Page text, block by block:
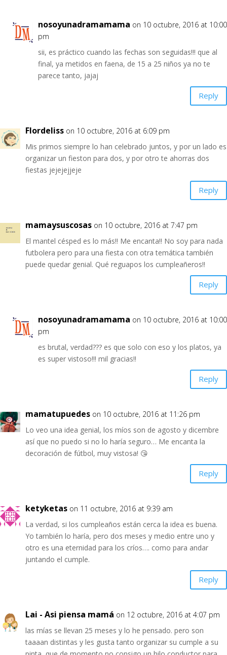
nosoyunadramamama on 10 octubre, 2016 at 10:00
pm
sii, es práctico cuando las fechas son seguidas!!! que al
final, ya metidos en faena, de 15 a 25 niños ya no te
parece tanto, jajaj
Reply
Flordeliss on 10 octubre, 2016 at 6:09 pm
Mis primos siempre lo han celebrado juntos, y por un lado es
organizar un fieston para dos, y por otro te ahorras dos
fiestas jejejejjeje
Reply
mamaysuscosas on 10 octubre, 2016 at 7:47 pm
El mantel césped es lo más!! Me encanta!! No soy para nada
futbolera pero para una fiesta con otra temática también
puede quedar genial. Qué reguapos los cumpleañeros!!
Reply
nosoyunadramamama on 10 octubre, 2016 at 10:00
pm
es brutal, verdad??? es que solo con eso y los platos, ya
es super vistoso!!! mil gracias!!
Reply
mamatupuedes on 10 octubre, 2016 at 11:26 pm
Lo veo una idea genial, los míos son de agosto y dicembre
así que no puedo si no lo haría seguro… Me encanta la
decoración de fútbol, muy vistosa! 😘
Reply
ketyketas on 11 octubre, 2016 at 9:39 am
La verdad, si los cumpleaños están cerca la idea es buena.
Yo también lo haría, pero dos meses y medio entre uno y
otro es una eternidad para los críos…. como para andar
juntando el cumple.
Reply
Lai - Asi piensa mamá on 12 octubre, 2016 at 4:07 pm
las mías se llevan 25 meses y lo he pensado. pero son
taaaan distintas y les gusta tanto organizar su cumple a su